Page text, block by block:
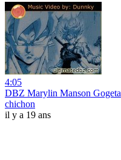
4:05
DBZ Marylin Manson Gogeta
chichon
il y a 19 ans